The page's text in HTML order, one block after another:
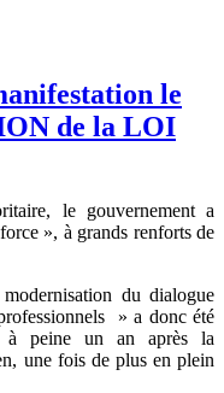
le
de la LOI
le gouvernement a
», à grands renforts de
du dialogue
» a donc été
à peine un an après la
une fois de plus en plein